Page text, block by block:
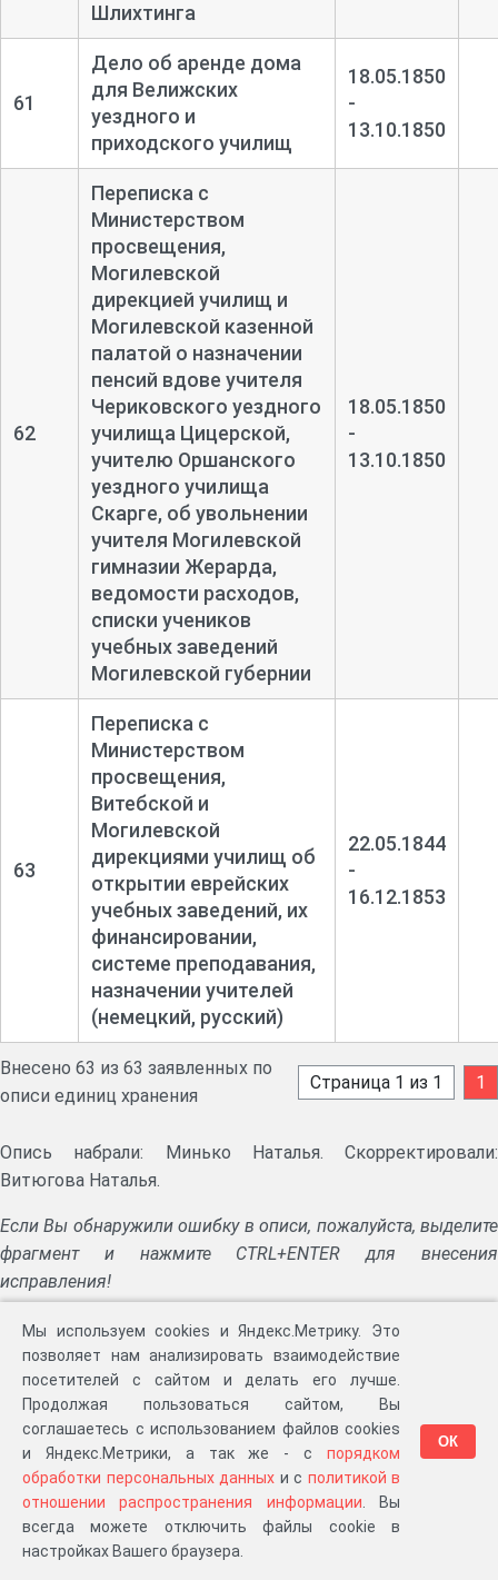
Шлихтинга
61
Дело об аренде дома
для Велижских
уездного и
приходского училищ
18.05.1850
-
13.10.1850
62
Переписка с
Министерством
просвещения,
Могилевской
дирекцией училищ и
Могилевской казенной
палатой о назначении
пенсий вдове учителя
Чериковского уездного
училища Цицерской,
учителю Оршанского
уездного училища
Скарге, об увольнении
учителя Могилевской
гимназии Жерарда,
ведомости расходов,
списки учеников
учебных заведений
Могилевской губернии
18.05.1850
-
13.10.1850
63
Переписка с
Министерством
просвещения,
Витебской и
Могилевской
дирекциями училищ об
открытии еврейских
учебных заведений, их
финансировании,
системе преподавания,
назначении учителей
(немецкий, русский)
22.05.1844
-
16.12.1853
Внесено 63 из 63 заявленных по
описи единиц хранения
Страница 1 из 1 1
Опись набрали: Минько Наталья. Скорректировали:
Витюгова Наталья.
Если Вы обнаружили ошибку в описи, пожалуйста, выделите
фрагмент и нажмите CTRL+ENTER для внесения
исправления!
Партнеры
Мы используем cookies и Яндекс.Метрику. Это
позволяет нам анализировать взаимодействие
посетителей с сайтом и делать его лучше.
Продолжая пользоваться сайтом, Вы
соглашаетесь с использованием файлов cookies
и Яндекс.Метрики, а так же - с порядком
обработки персональных данных и с политикой в
отношении распространения информации . Вы
всегда можете отключить файлы cookie в
настройках Вашего браузера.
ОК